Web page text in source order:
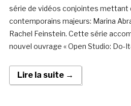
série de vidéos conjointes
contemporains majeurs: Marina
Rachel Feinstein. Cette série
nouvel ouvrage « Open Studio: Do-
Lire la suite →